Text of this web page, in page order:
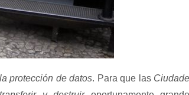
protección de datos. Para que las